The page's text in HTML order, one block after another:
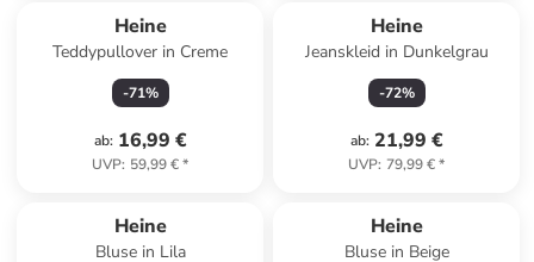
Heine
Teddypullover in Creme
-71%
ab: 16,99 €
UVP: 59,99 €*
Heine
Jeanskleid in Dunkelgrau
-72%
ab: 21,99 €
UVP: 79,99 €*
Heine
Bluse in Lila
Heine
Bluse in Beige